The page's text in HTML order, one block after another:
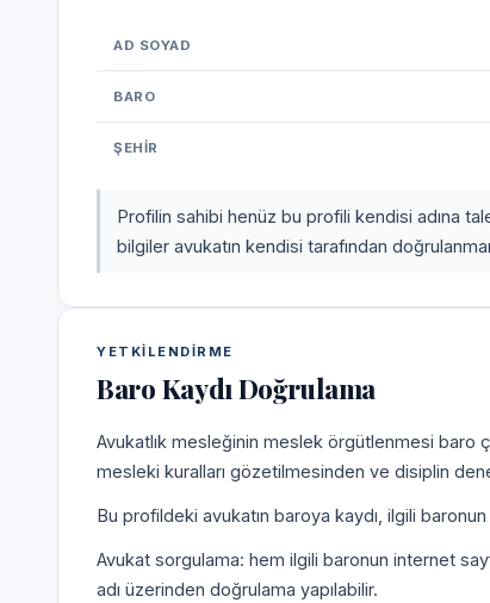
AD SOYAD
BARO
ŞEHIR
Profilin sahibi henüz bu profili kendisi adına
bilgiler avukatın kendisi tarafından
YETKILENDIRME
Baro Kaydı Doğrulama
Avukatlık mesleğinin meslek örgütlenmesi baro
mesleki kuralları gözetilmesinden ve disiplin
Bu profildeki avukatın baroya kaydı, ilgili
Avukat sorgulama: hem ilgili baronun internet
adı üzerinden doğrulama yapılabilir.